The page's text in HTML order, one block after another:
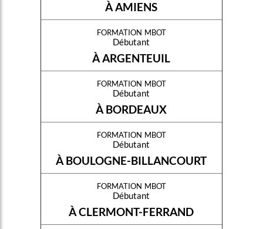
À AMIENS
formation mbot
Débutant
À ARGENTEUIL
formation mbot
Débutant
À BORDEAUX
formation mbot
Débutant
À BOULOGNE-BILLANCOURT
formation mbot
Débutant
À CLERMONT-FERRAND